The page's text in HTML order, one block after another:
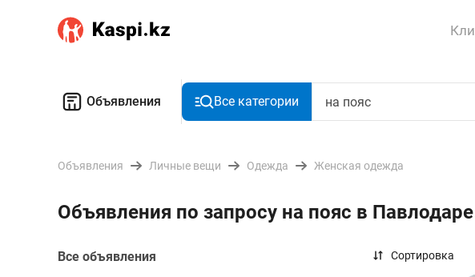
Объявления Все категории
Объявления Личные вещи Одежда Женская одежда
Объявления по запросу на пояс в Павлодаре
Все объявления
Сортировка